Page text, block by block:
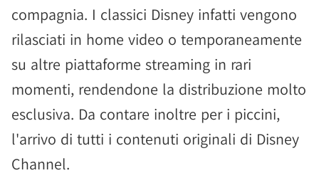
compagnia. I classici Disney infatti vengono
rilasciati in home video o temporaneamente
su altre piattaforme streaming in rari
momenti, rendendone la distribuzione molto
esclusiva. Da contare inoltre per i piccini,
l'arrivo di tutti i contenuti originali di Disney
Channel.